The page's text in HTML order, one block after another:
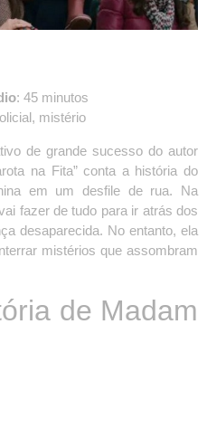
: 45 minutos
mistério
de grande sucesso do autor
na Fita” conta a história do
em um desfile de rua. Na
fazer de tudo para ir atrás dos
desaparecida. No entanto, ela
mistérios que assombram
de Madam